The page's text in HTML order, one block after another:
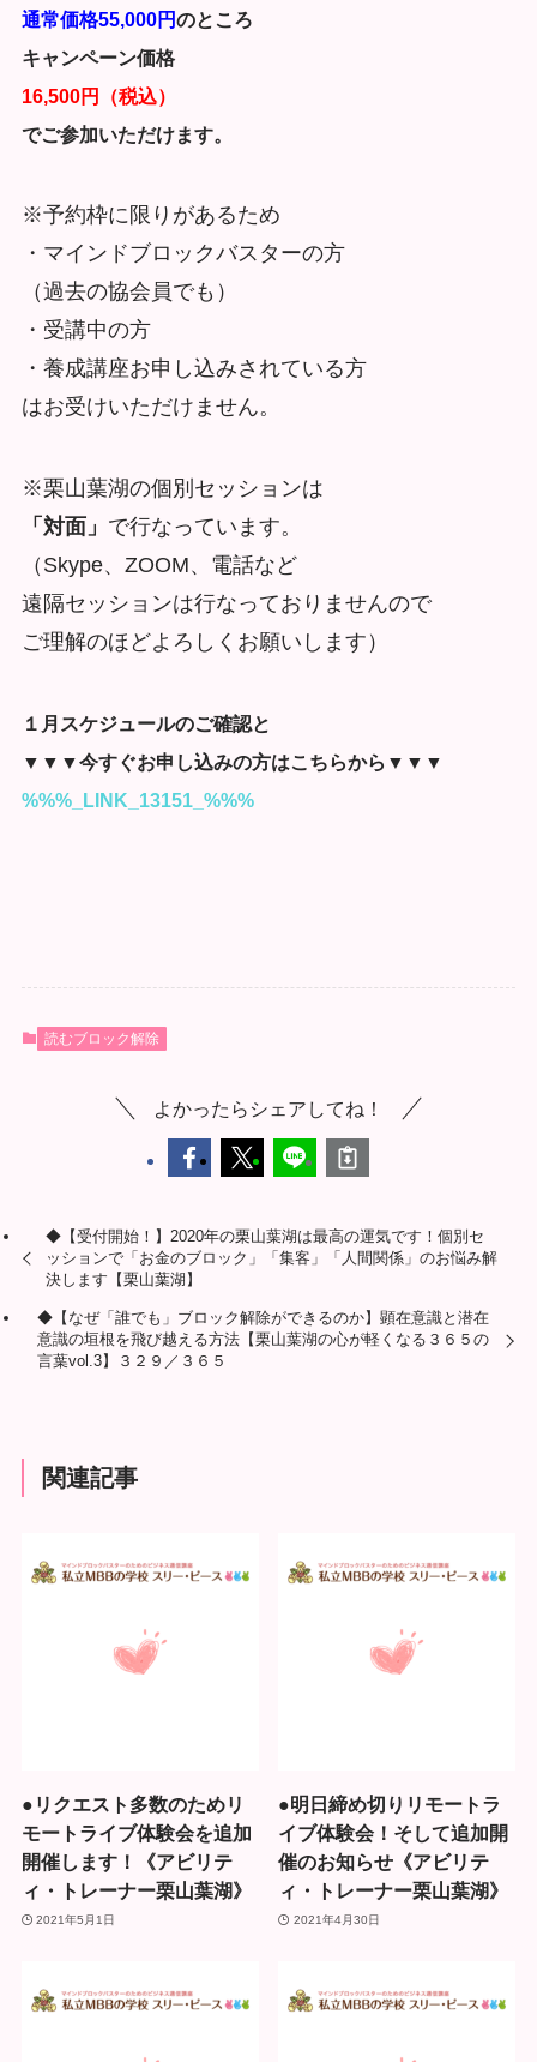
通常価格55,000円のところ
キャンペーン価格
16,500円（税込）
でご参加いただけます。
※予約枠に限りがあるため
・マインドブロックバスターの方
（過去の協会員でも）
・受講中の方
・養成講座お申し込みされている方
はお受けいただけません。
※栗山葉湖の個別セッションは
「対面」 で行なっています。
（Skype、ZOOM、電話など
遠隔セッションは行なっておりませんので
ご理解のほどよろしくお願いします）
１月スケジュールのご確認と
▼▼▼今すぐお申し込みの方はこちらから▼▼▼
%%%_LINK_13151_%%%
読むブロック解除
よかったらシェアしてね！
◆【受付開始！】2020年の栗山葉湖は最高の運気です！個別セ
ッションで「お金のブロック」「集客」「人間関係」のお悩み解
決します【栗山葉湖】
◆【なぜ「誰でも」ブロック解除ができるのか】顕在意識と潜在
意識の垣根を飛び越える方法【栗山葉湖の心が軽くなる３６５の
言葉vol.3】３２９／３６５
関連記事
●リクエスト多数のためリ
モートライブ体験会を追加
開催します！《アビリテ
ィ・トレーナー栗山葉湖》
2021年5月1日
●明日締め切りリモートラ
イブ体験会！そして追加開
催のお知らせ《アビリテ
ィ・トレーナー栗山葉湖》
2021年4月30日